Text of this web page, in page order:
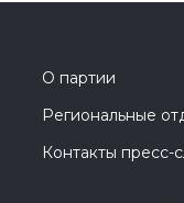
О партии
Региональные
Контакты пресс-